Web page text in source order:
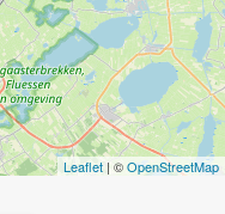
Leaflet | ©OpenStreetMap